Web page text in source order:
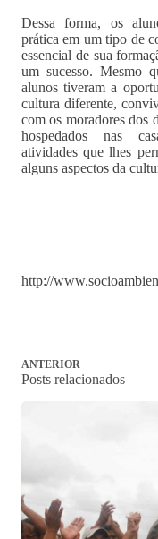
Dessa forma, os
prática em um tipo de
essencial de sua
um sucesso. Mesmo
alunos tiveram a
cultura diferente,
com os moradores dos
hospedados nas
atividades que lhes
alguns aspectos da
http://
ANTERIOR
Posts relacionados